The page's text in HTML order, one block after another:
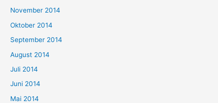
November 2014
Oktober 2014
September 2014
August 2014
Juli 2014
Juni 2014
Mai 2014